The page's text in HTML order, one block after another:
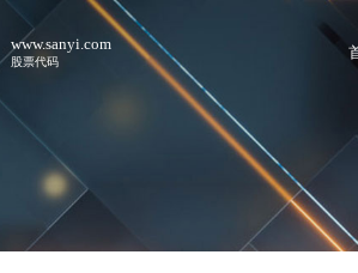
www.sanyi.com
股票代码